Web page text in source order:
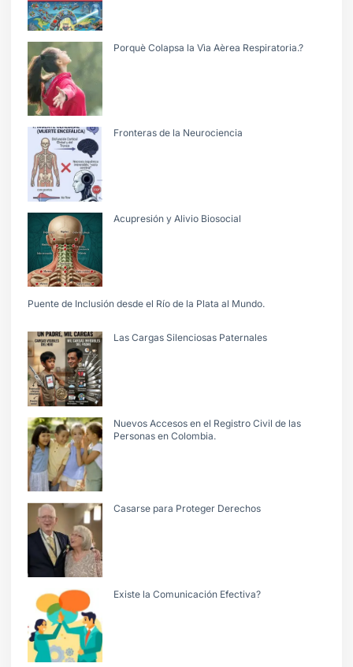
Porquè Colapsa la Vìa Aèrea Respiratoria.?
Fronteras de la Neurociencia
Acupresión y Alivio Biosocial
Puente de Inclusión desde el Río de la Plata al Mundo.
Las Cargas Silenciosas Paternales
Nuevos Accesos en el Registro Civil de las
Personas en Colombia.
Casarse para Proteger Derechos
Existe la Comunicación Efectiva?